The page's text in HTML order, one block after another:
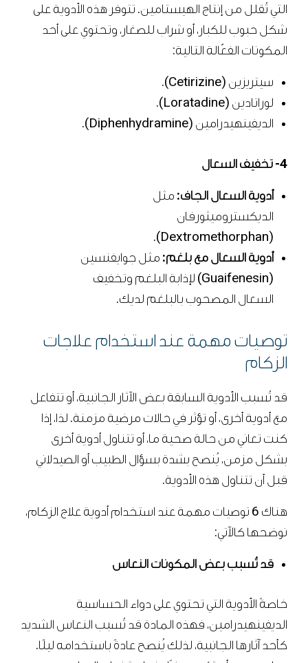
التي تُقلل من إنتاج الهيستامين. تتوفر هذه الأدوية على
شكل حبوب للكبار، أو شراب للصغار، وتحتوي على أحد
المكونات الفعّالة التالية:
سيتريزين (Cetirizine).
لوراتادين (Loratadine).
الديفينهيدرامين (Diphenhydramine).
4- تخفيف السعال
أدوية السعال الجاف: مثل
الديكستروميثورفان
(Dextromethorphan).
أدوية السعال مع بلغم: مثل جوايفنسين
(Guaifenesin) لإذابة البلغم وتخفيف
السعال المصحوب بالبلغم لديك.
توصيات مهمة عند استخدام علاجات
الزكام
قد تُسبب الأدوية السابقة بعض الآثار الجانبية، أو تتفاعل
مع أدوية أخرى، أو تؤثر في حالات مرضية مزمنة. لذا، إذا
كنت تعاني من حالة صحية ما، أو تتناول أدوية أخرى
بشكل مزمن، يُنصح بشدة بسؤال الطبيب أو الصيدلاني
قبل أن تتناول هذه الأدوية.
هناك 6 توصيات مهمة عند استخدام أدوية علاج الزكام،
نوضحها كالآتي:
قد تُسبب بعض المكونات النعاس
خاصةً الأدوية التي تحتوي على دواء الحساسية
الديفينهيدرامين، فهذه المادة قد تُسبب النعاس الشديد
كأحد آثارها الجانبية، لذلك يُنصح عادةً باستخدامه ليلًا.